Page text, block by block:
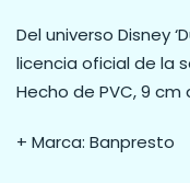
Del universo Disney
licencia oficial de la
Hecho de PVC, 9 cm
+ Marca: Banpresto